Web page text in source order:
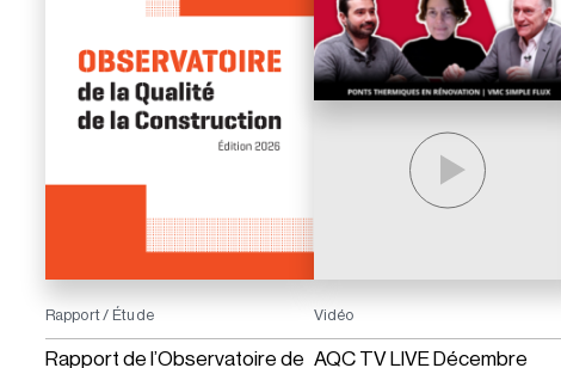
Rapport / Étude
Rapport de l’Observatoire de
Vidéo
AQC TV LIVE Décembre